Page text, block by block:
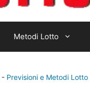
Metodi Lotto
- Previsioni e Metodi Lotto